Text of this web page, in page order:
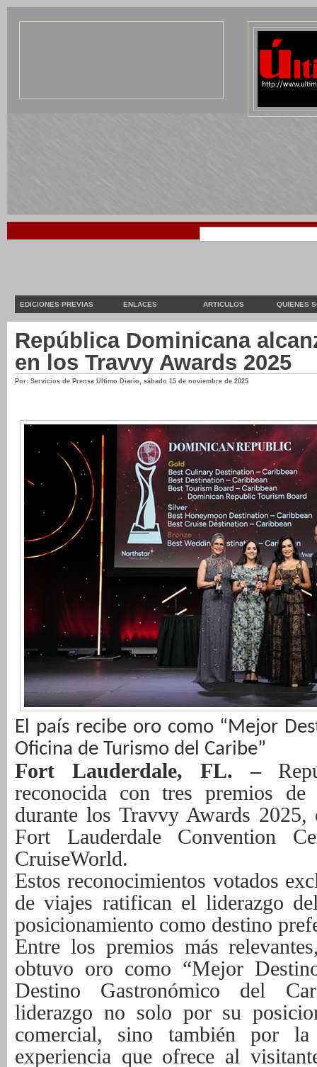
EDICIONES PREVIAS ENLACES ARTICULOS QUIENES
República Dominicana
en los Travvy Awards 2025
Por: Servicios de Prensa Ultimo Diario, sábado 15 de noviembre de 2025
El país recibe oro como “Mejor
Oficina de Turismo del Caribe”
Fort Lauderdale, FL. –
reconocida con tres premios
durante los Travvy Awards 2025,
Fort Lauderdale Convention
CruiseWorld.
Estos reconocimientos votados
de viajes ratifican el liderazgo
posicionamiento como destino
Entre los premios más
obtuvo oro como “Mejor
Destino Gastronómico del
liderazgo no solo por su
comercial, sino también por
experiencia que ofrece al